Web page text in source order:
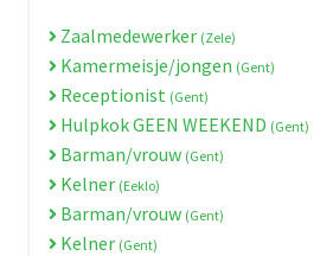
Zaalmedewerker (Zele)
Kamermeisje/jongen (Gent)
Receptionist (Gent)
Hulpkok GEEN WEEKEND (Gent)
Barman/vrouw (Gent)
Kelner (Eeklo)
Barman/vrouw (Gent)
Kelner (Gent)